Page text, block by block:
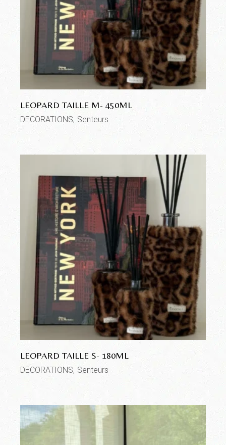
LEOPARD TAILLE M- 450ML
DECORATIONS Senteurs
LEOPARD TAILLE S- 180ML
DECORATIONS Senteurs